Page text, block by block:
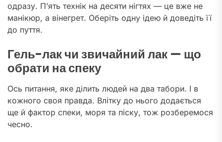
одразу. П’ять технік на десяти нігтях — це вже не
манікюр, а вінегрет. Оберіть одну ідею й доведіть її
до пуття.
Гель-лак чи звичайний лак — що
обрати на спеку
Ось питання, яке ділить людей на два табори. І в
кожного своя правда. Влітку до нього додається
ще й фактор спеки, моря та піску, тож розберемося
чесно.